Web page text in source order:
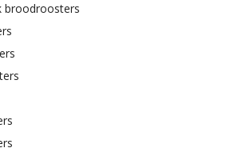
broodroosters